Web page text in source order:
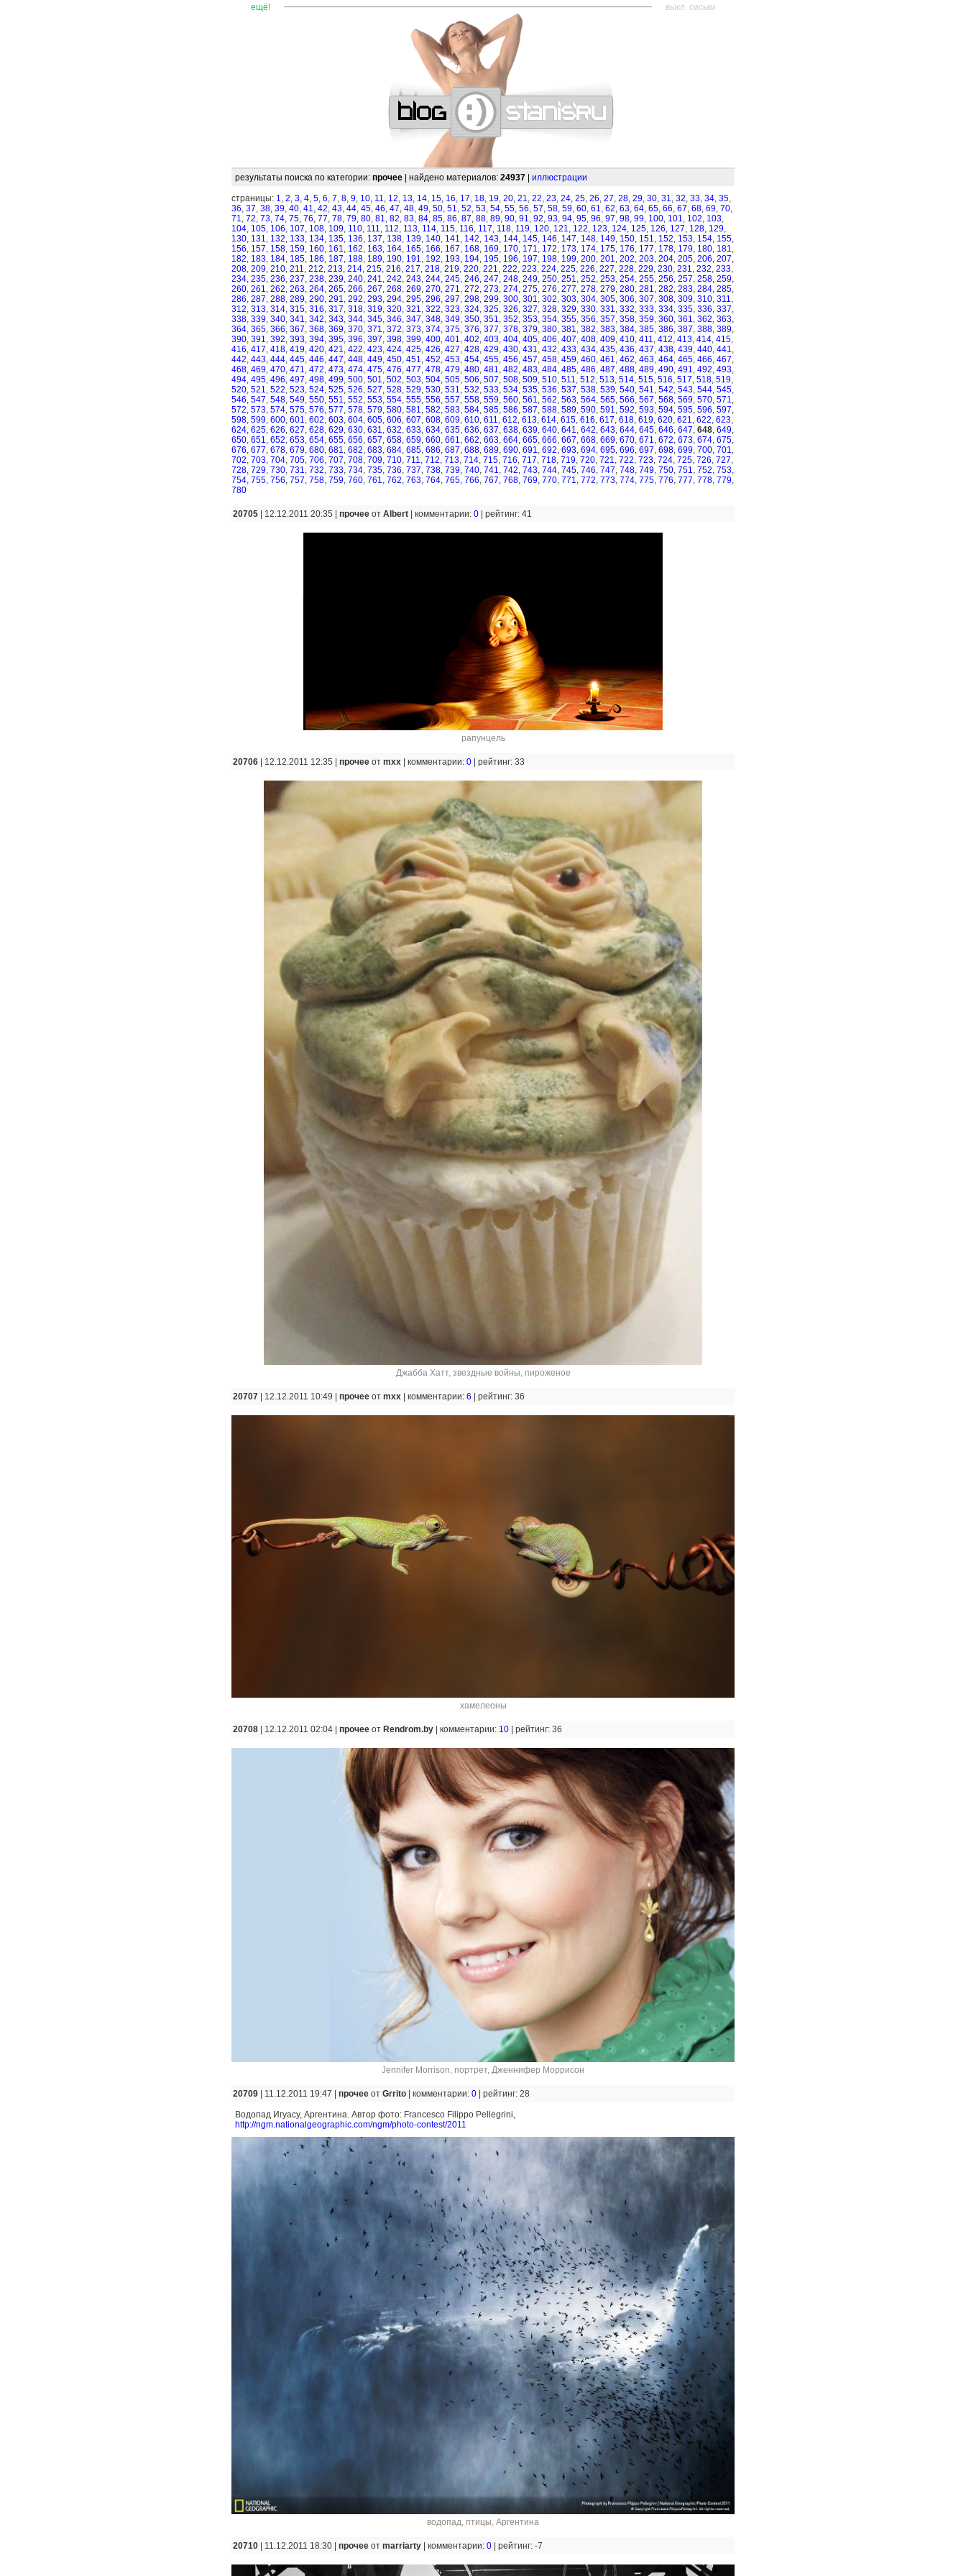
ещё! ———————————————————————————————— выкл. сиськи
результаты поиска по категории: прочее | найдено материалов: 24937 иллюстрации
страницы: 1, 2, 3, 4, 5, 6, 7, 8, 9, 10, 11, 12, 13, 14, 15, 16, 17, 18, 19, 20, 21, 22, 23, 24, 25, 26, 27, 28, 29, 30, 31, 32, 33, 34, 35,
36, 37, 38, 39, 40, 41, 42, 43, 44, 45, 46, 47, 48, 49, 50, 51, 52, 53, 54, 55, 56, 57, 58, 59, 60, 61, 62, 63, 64, 65, 66, 67, 68, 69, 70,
71, 72, 73, 74, 75, 76, 77, 78, 79, 80, 81, 82, 83, 84, 85, 86, 87, 88, 89, 90, 91, 92, 93, 94, 95, 96, 97, 98, 99, 100, 101, 102, 103,
104, 105, 106, 107, 108, 109, 110, 111, 112, 113, 114, 115, 116, 117, 118, 119, 120, 121, 122, 123, 124, 125, 126, 127, 128, 129,
130, 131, 132, 133, 134, 135, 136, 137, 138, 139, 140, 141, 142, 143, 144, 145, 146, 147, 148, 149, 150, 151, 152, 153, 154, 155,
156, 157, 158, 159, 160, 161, 162, 163, 164, 165, 166, 167, 168, 169, 170, 171, 172, 173, 174, 175, 176, 177, 178, 179, 180, 181,
182, 183, 184, 185, 186, 187, 188, 189, 190, 191, 192, 193, 194, 195, 196, 197, 198, 199, 200, 201, 202, 203, 204, 205, 206, 207,
208, 209, 210, 211, 212, 213, 214, 215, 216, 217, 218, 219, 220, 221, 222, 223, 224, 225, 226, 227, 228, 229, 230, 231, 232, 233,
234, 235, 236, 237, 238, 239, 240, 241, 242, 243, 244, 245, 246, 247, 248, 249, 250, 251, 252, 253, 254, 255, 256, 257, 258, 259,
260, 261, 262, 263, 264, 265, 266, 267, 268, 269, 270, 271, 272, 273, 274, 275, 276, 277, 278, 279, 280, 281, 282, 283, 284, 285,
286, 287, 288, 289, 290, 291, 292, 293, 294, 295, 296, 297, 298, 299, 300, 301, 302, 303, 304, 305, 306, 307, 308, 309, 310, 311,
312, 313, 314, 315, 316, 317, 318, 319, 320, 321, 322, 323, 324, 325, 326, 327, 328, 329, 330, 331, 332, 333, 334, 335, 336, 337,
338, 339, 340, 341, 342, 343, 344, 345, 346, 347, 348, 349, 350, 351, 352, 353, 354, 355, 356, 357, 358, 359, 360, 361, 362, 363,
364, 365, 366, 367, 368, 369, 370, 371, 372, 373, 374, 375, 376, 377, 378, 379, 380, 381, 382, 383, 384, 385, 386, 387, 388, 389,
390, 391, 392, 393, 394, 395, 396, 397, 398, 399, 400, 401, 402, 403, 404, 405, 406, 407, 408, 409, 410, 411, 412, 413, 414, 415,
416, 417, 418, 419, 420, 421, 422, 423, 424, 425, 426, 427, 428, 429, 430, 431, 432, 433, 434, 435, 436, 437, 438, 439, 440, 441,
442, 443, 444, 445, 446, 447, 448, 449, 450, 451, 452, 453, 454, 455, 456, 457, 458, 459, 460, 461, 462, 463, 464, 465, 466, 467,
468, 469, 470, 471, 472, 473, 474, 475, 476, 477, 478, 479, 480, 481, 482, 483, 484, 485, 486, 487, 488, 489, 490, 491, 492, 493,
494, 495, 496, 497, 498, 499, 500, 501, 502, 503, 504, 505, 506, 507, 508, 509, 510, 511, 512, 513, 514, 515, 516, 517, 518, 519,
520, 521, 522, 523, 524, 525, 526, 527, 528, 529, 530, 531, 532, 533, 534, 535, 536, 537, 538, 539, 540, 541, 542, 543, 544, 545,
546, 547, 548, 549, 550, 551, 552, 553, 554, 555, 556, 557, 558, 559, 560, 561, 562, 563, 564, 565, 566, 567, 568, 569, 570, 571,
572, 573, 574, 575, 576, 577, 578, 579, 580, 581, 582, 583, 584, 585, 586, 587, 588, 589, 590, 591, 592, 593, 594, 595, 596, 597,
598, 599, 600, 601, 602, 603, 604, 605, 606, 607, 608, 609, 610, 611, 612, 613, 614, 615, 616, 617, 618, 619, 620, 621, 622, 623,
624, 625, 626, 627, 628, 629, 630, 631, 632, 633, 634, 635, 636, 637, 638, 639, 640, 641, 642, 643, 644, 645, 646, 647, 648, 649,
650, 651, 652, 653, 654, 655, 656, 657, 658, 659, 660, 661, 662, 663, 664, 665, 666, 667, 668, 669, 670, 671, 672, 673, 674, 675,
676, 677, 678, 679, 680, 681, 682, 683, 684, 685, 686, 687, 688, 689, 690, 691, 692, 693, 694, 695, 696, 697, 698, 699, 700, 701,
702, 703, 704, 705, 706, 707, 708, 709, 710, 711, 712, 713, 714, 715, 716, 717, 718, 719, 720, 721, 722, 723, 724, 725, 726, 727,
728, 729, 730, 731, 732, 733, 734, 735, 736, 737, 738, 739, 740, 741, 742, 743, 744, 745, 746, 747, 748, 749, 750, 751, 752, 753,
754, 755, 756, 757, 758, 759, 760, 761, 762, 763, 764, 765, 766, 767, 768, 769, 770, 771, 772, 773, 774, 775, 776, 777, 778, 779,
780
20705 | 12.12.2011 20:35 | прочее от Albert комментарии: 0 рейтинг: 41
рапунцель
20706 | 12.12.2011 12:35 | прочее от mxx комментарии: 0 рейтинг: 33
Джабба Хатт, звездные войны, пироженое
20707 | 12.12.2011 10:49 | прочее от mxx комментарии: 6 рейтинг: 36
хамелеоны
20708 | 12.12.2011 02:04 | прочее от Rendrom.by комментарии: 10 рейтинг: 36
Jennifer Morrison, портрет, Дженнифер Моррисон
20709 | 11.12.2011 19:47 | прочее от Grrito комментарии: 0 рейтинг: 28
Водопад Игуасу, Аргентина. Автор фото: Francesco Filippo Pellegrini,
http://ngm.nationalgeographic.com/ngm/photo-contest/2011
водопад, птицы, Аргентина
20710 | 11.12.2011 18:30 | прочее от marriarty комментарии: 0 рейтинг: -7